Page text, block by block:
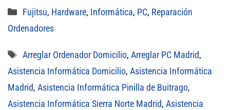
Categorías
Fujitsu, Hardware, Informática, PC, Reparación
Ordenadores
Etiquetas
Arreglar Ordenador Domicilio, Arreglar PC Madrid,
Asistencia Informática Domicilio, Asistencia Informática
Madrid, Asistencia Informática Pinilla de Buitrago,
Asistencia Informática Sierra Norte Madrid, Asistencia